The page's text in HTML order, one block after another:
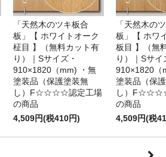
「天然木のツキ板合
板」【 ホワイトオーク
柾目 】（無料カット有
り）｜Sサイズ・
910×1820（mm) ・無
塗装品（保護塗装無
し）F☆☆☆☆認定工場
の商品
4,509円(税410円)
「天然木の
板」【 ホワ
板目 】（無
り）｜Sサイ
910×1820（
塗装品（保
し）
の商品
4,509円(税